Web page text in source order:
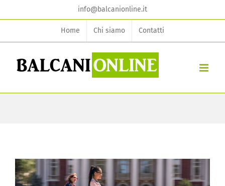
to
info@balcanionline.it
Home Chi siamo Contatti
View
Larger